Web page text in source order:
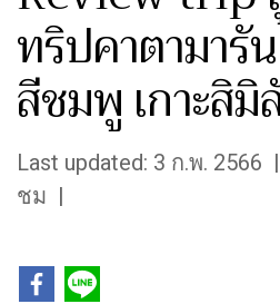
ทริปคาตามารั
สีชมพู เกาะสิมิ
Last updated: 3 ก.พ. 2566 |
ชม |